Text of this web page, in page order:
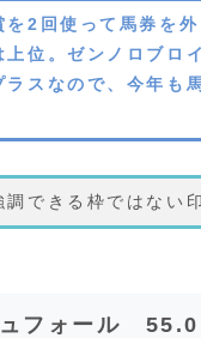
を2回使って馬券を
位。ゼンノロブロ
ラスなので、今年も
できる枠ではない
フォール